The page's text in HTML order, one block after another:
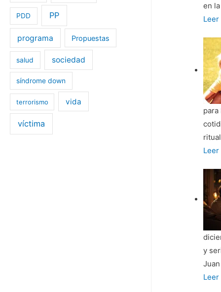
PDD PP
programa Propuestas
salud sociedad
síndrome down
terrorismo vida
víctima
en
Las
la
de
Leer
¿Qué
tus
hijos
de
Leer
y
10
Leer